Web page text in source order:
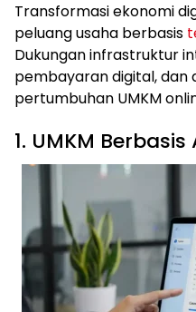
Transformasi ekonomi
peluang usaha berbasis
Dukungan infrastruktur
pembayaran digital,
pertumbuhan UMKM
1. UMKM